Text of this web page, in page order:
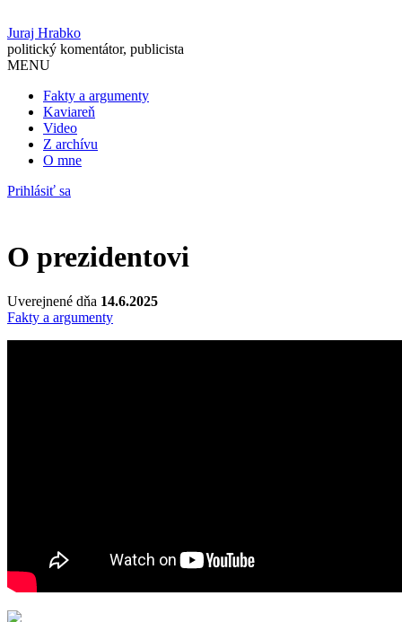
Juraj Hrabko
politický komentátor, publicista
MENU
Fakty a argumenty
Kaviareň
Video
Z archívu
O mne
Prihlásiť sa
O prezidentovi
Uverejnené dňa 14.6.2025
Fakty a argumenty